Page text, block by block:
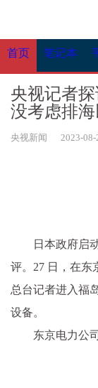
首页 笔记本
央视记者
没考虑排
央视新闻 2023-08-
日本政府启
评。27 日，在东
总台记者进入福
设备。
东京电力公